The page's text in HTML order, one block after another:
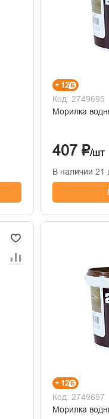
+ 12
Код: 2749695
407 ₽/шт
В наличии 21
+ 12
Код: 2749697